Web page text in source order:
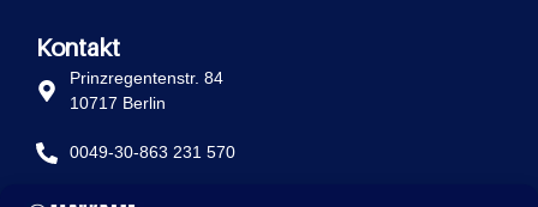
Kontakt
Prinzregentenstr. 84
10717 Berlin
0049-30-863 231 570
info@fachkraft-betriebe.de